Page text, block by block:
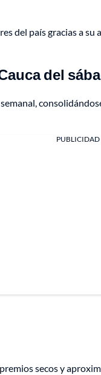
del país gracias a
del
PUBLICIDAD
secos y